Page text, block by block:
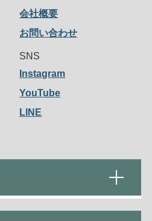
会社概要
お問い合わせ
SNS
Instagram
YouTube
LINE